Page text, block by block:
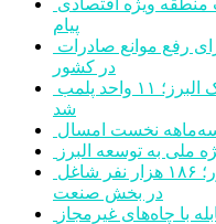
پیام
در کشور
شد
ملی به توسعه البرز
در بخش صنعت